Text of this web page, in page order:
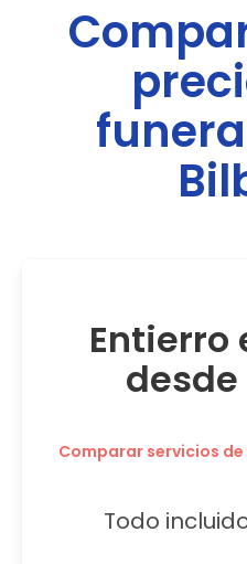
Entierro
desde
Comparar servicios
Todo